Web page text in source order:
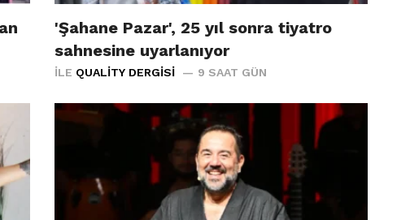
'Şahane Pazar', 25 yıl sonra tiyatro
sahnesine uyarlanıyor
İLE QUALITY DERGISI 9 SAAT GÜN